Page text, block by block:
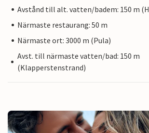
Avstånd till alt. vatten/badem: 150 m
Närmaste restaurang: 50 m
Närmaste ort: 3000 m (Pula)
Avst. till närmaste vatten/bad: 150 m
(Klapperstenstrand)